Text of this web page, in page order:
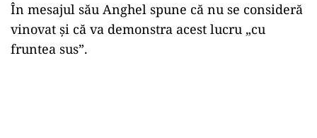
În mesajul său Anghel spune că nu se consideră
vinovat și că va demonstra acest lucru „cu
fruntea sus”.